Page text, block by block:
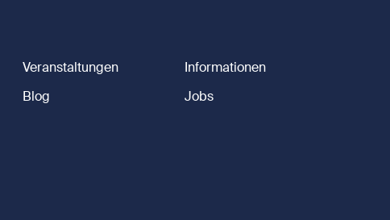
Veranstaltungen
Informationen
Blog
Jobs